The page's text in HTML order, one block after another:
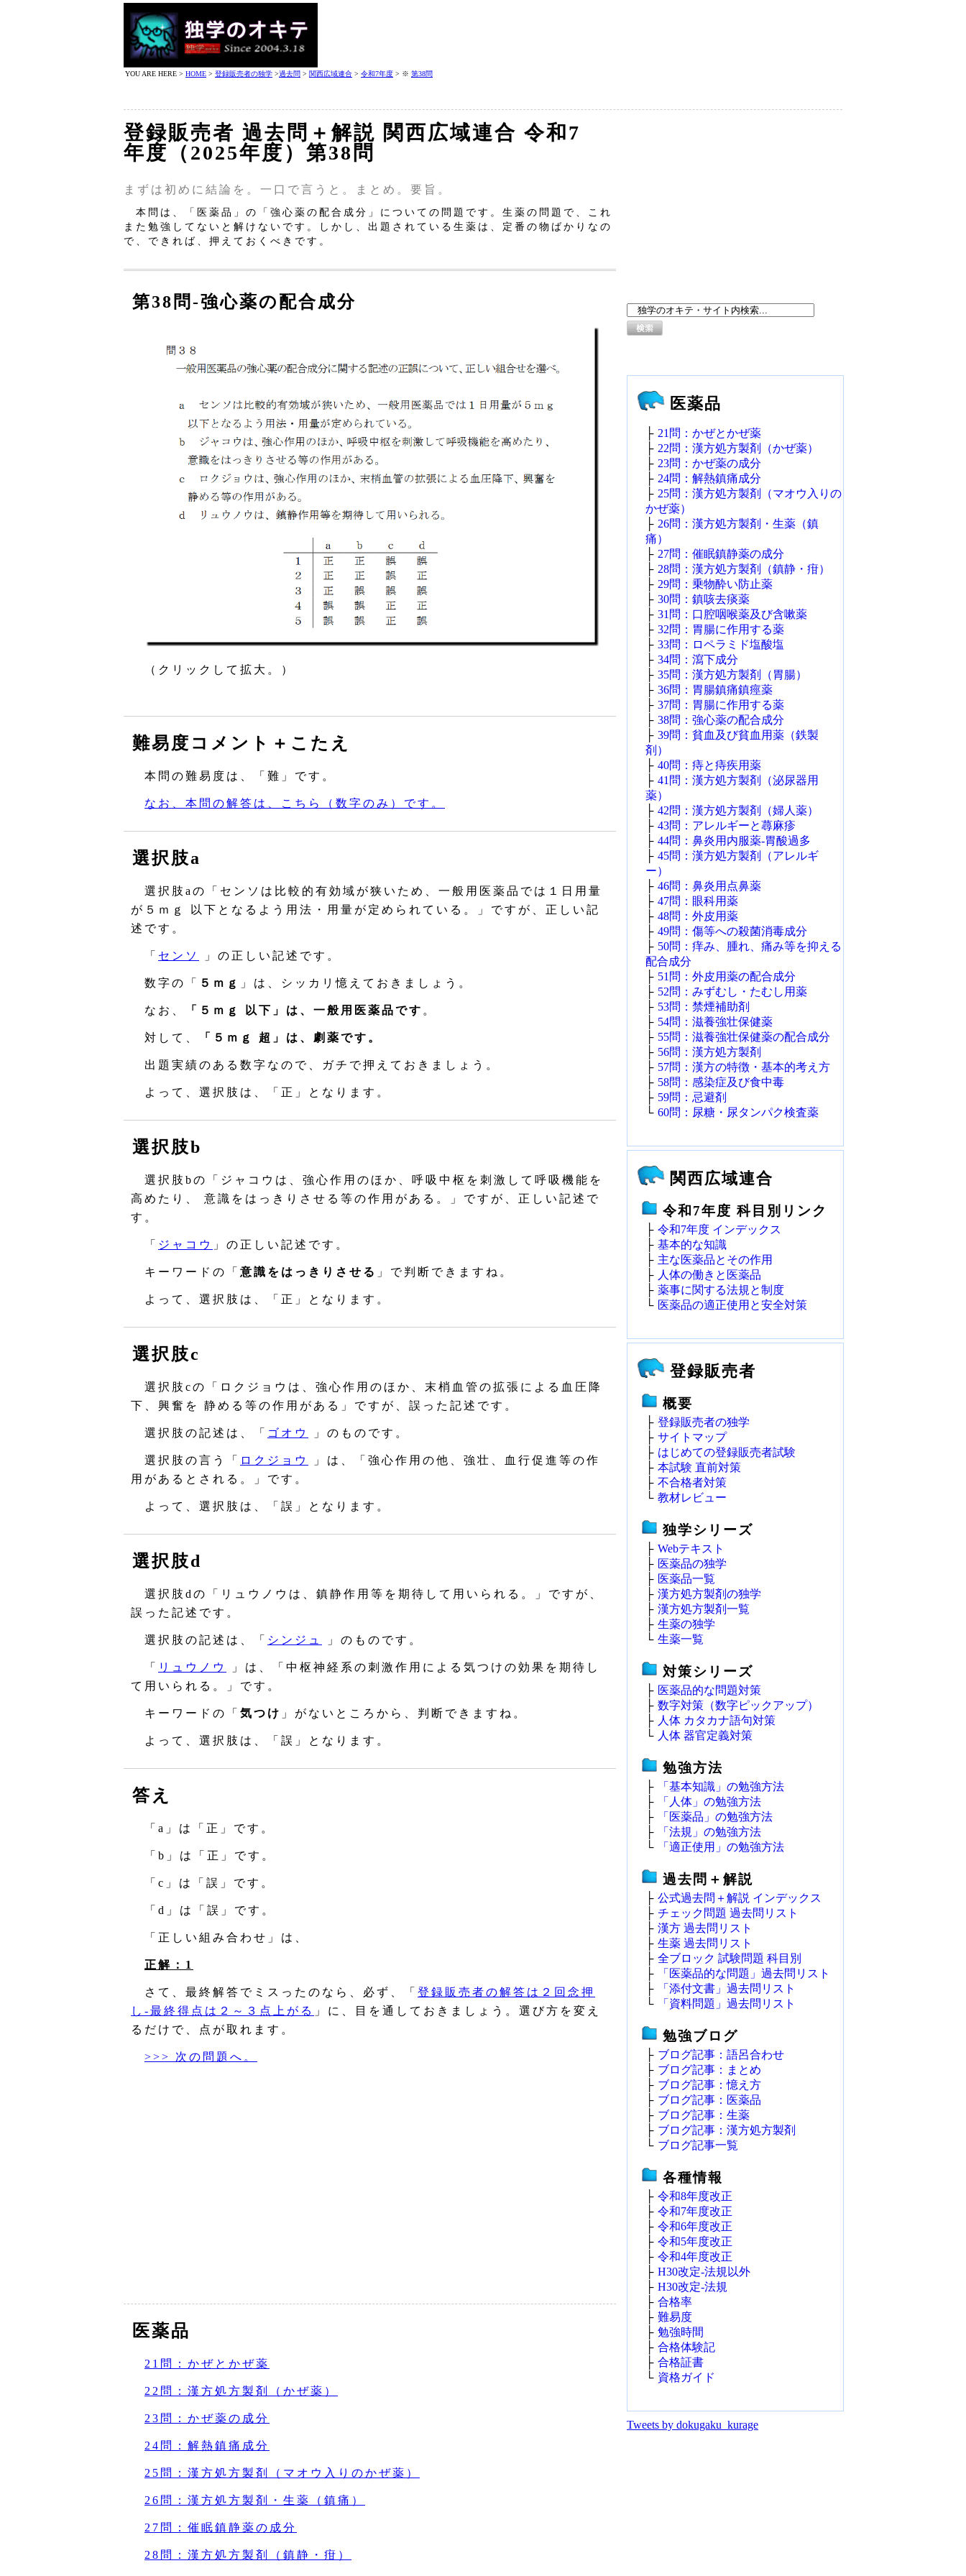
YOU ARE HERE > HOME > 登録販売者の独学 >過去問 > 関西広域連合 > 令和7年度 > ※ 第38問
登録販売者 過去問＋解説 関西広域連合 令和7
年度（2025年度）第38問
まずは初めに結論を。一口で言うと。まとめ。要旨。
本問は、「医薬品」の「強心薬の配合成分」についての問題です。生薬の問題で、これ
また勉強してないと解けないです。しかし、出題されている生薬は、定番の物ばかりなの
で、できれば、押えておくべきです。
第38問‐強心薬の配合成分
（クリックして拡大。）
難易度コメント＋こたえ
本問の難易度は、「難」です。
なお、本問の解答は、こちら（数字のみ）です。
選択肢a
選択肢aの「センソは比較的有効域が狭いため、一般用医薬品では１日用量
が５ｍｇ 以下となるよう用法・用量が定められている。」ですが、正しい記
述です。
「 センソ 」の正しい記述です。
数字の「 ５ｍｇ 」は、シッカリ憶えておきましょう。
なお、 「５ｍｇ 以下」は、一般用医薬品です 。
対して、 「５ｍｇ 超」は、劇薬です。
出題実績のある数字なので、ガチで押えておきましょう。
よって、選択肢は、「正」となります。
選択肢b
選択肢bの「ジャコウは、強心作用のほか、呼吸中枢を刺激して呼吸機能を
高めたり、 意識をはっきりさせる等の作用がある。」ですが、正しい記述で
す。
「 ジャコウ 」の正しい記述です。
キーワードの「 意識をはっきりさせる 」で判断できますね。
よって、選択肢は、「正」となります。
選択肢c
選択肢cの「ロクジョウは、強心作用のほか、末梢血管の拡張による血圧降
下、興奮を 静める等の作用がある」ですが、誤った記述です。
選択肢の記述は、「 ゴオウ 」のものです。
選択肢の言う「 ロクジョウ
」は、「強心作用の他、強壮、血行促進等の作
用があるとされる。」です。
よって、選択肢は、「誤」となります。
選択肢d
選択肢dの「リュウノウは、鎮静作用等を期待して用いられる。」ですが、
誤った記述です。
選択肢の記述は、「 シンジュ 」のものです。
「 リュウノウ
」は、「中枢神経系の刺激作用による気つけの効果を期待し
て用いられる。」です。
キーワードの「 気つけ 」がないところから、判断できますね。
よって、選択肢は、「誤」となります。
答え
「a」は「正」です。
「b」は「正」です。
「c」は「誤」です。
「d」は「誤」です。
「正しい組み合わせ」は、
正解：1
さて、最終解答でミスったのなら、必ず、「 登録販売者の解答は２回念押
し‐最終得点は２～３点上がる 」に、目を通しておきましょう。選び方を変え
るだけで、点が取れます。
>>> 次の問題へ。
医薬品
21問：かぜとかぜ薬
22問：漢方処方製剤（かぜ薬）
23問：かぜ薬の成分
24問：解熱鎮痛成分
25問：漢方処方製剤（マオウ入りのかぜ薬）
26問：漢方処方製剤・生薬（鎮痛）
27問：催眠鎮静薬の成分
28問：漢方処方製剤（鎮静・疳）
医薬品
├ 21問：かぜとかぜ薬
├ 22問：漢方処方製剤（かぜ薬）
├ 23問：かぜ薬の成分
├ 24問：解熱鎮痛成分
├ 25問：漢方処方製剤（マオウ入りの
かぜ薬）
├ 26問：漢方処方製剤・生薬（鎮
痛）
├ 27問：催眠鎮静薬の成分
├ 28問：漢方処方製剤（鎮静・疳）
├ 29問：乗物酔い防止薬
├ 30問：鎮咳去痰薬
├ 31問：口腔咽喉薬及び含嗽薬
├ 32問：胃腸に作用する薬
├ 33問：ロペラミド塩酸塩
├ 34問：瀉下成分
├ 35問：漢方処方製剤（胃腸）
├ 36問：胃腸鎮痛鎮痙薬
├ 37問：胃腸に作用する薬
├ 38問：強心薬の配合成分
├ 39問：貧血及び貧血用薬（鉄製
剤）
├ 40問：痔と痔疾用薬
├ 41問：漢方処方製剤（泌尿器用
薬）
├ 42問：漢方処方製剤（婦人薬）
├ 43問：アレルギーと蕁麻疹
├ 44問：鼻炎用内服薬‐胃酸過多
├ 45問：漢方処方製剤（アレルギ
ー）
├ 46問：鼻炎用点鼻薬
├ 47問：眼科用薬
├ 48問：外皮用薬
├ 49問：傷等への殺菌消毒成分
├ 50問：痒み、腫れ、痛み等を抑える
配合成分
├ 51問：外皮用薬の配合成分
├ 52問：みずむし・たむし用薬
├ 53問：禁煙補助剤
├ 54問：滋養強壮保健薬
├ 55問：滋養強壮保健薬の配合成分
├ 56問：漢方処方製剤
├ 57問：漢方の特徴・基本的考え方
├ 58問：感染症及び食中毒
├ 59問：忌避剤
└ 60問：尿糖・尿タンパク検査薬
関西広域連合
令和7年度 科目別リンク
├ 令和7年度 インデックス
├ 基本的な知識
├ 主な医薬品とその作用
├ 人体の働きと医薬品
├ 薬事に関する法規と制度
└ 医薬品の適正使用と安全対策
登録販売者
概要
├ 登録販売者の独学
├ サイトマップ
├ はじめての登録販売者試験
├ 本試験 直前対策
├ 不合格者対策
└ 教材レビュー
独学シリーズ
├ Webテキスト
├ 医薬品の独学
├ 医薬品一覧
├ 漢方処方製剤の独学
├ 漢方処方製剤一覧
├ 生薬の独学
└ 生薬一覧
対策シリーズ
├ 医薬品的な問題対策
├ 数字対策（数字ピックアップ）
├ 人体 カタカナ語句対策
└ 人体 器官定義対策
勉強方法
├
「基本知識」の勉強方法
├
「人体」の勉強方法
├
「医薬品」の勉強方法
├
「法規」の勉強方法
└
「適正使用」の勉強方法
過去問＋解説
├ 公式過去問＋解説 インデックス
├ チェック問題 過去問リスト
├ 漢方 過去問リスト
├ 生薬 過去問リスト
├ 全ブロック 試験問題 科目別
├
「医薬品的な問題」過去問リスト
├
「添付文書」過去問リスト
└
「資料問題」過去問リスト
勉強ブログ
├ ブログ記事：語呂合わせ
├ ブログ記事：まとめ
├ ブログ記事：憶え方
├ ブログ記事：医薬品
├ ブログ記事：生薬
├ ブログ記事：漢方処方製剤
└ ブログ記事一覧
各種情報
├ 令和8年度改正
├ 令和7年度改正
├ 令和6年度改正
├ 令和5年度改正
├ 令和4年度改正
├ H30改定‐法規以外
├ H30改定‐法規
├ 合格率
├ 難易度
├ 勉強時間
├ 合格体験記
├ 合格証書
└ 資格ガイド
Tweets by dokugaku_kurage